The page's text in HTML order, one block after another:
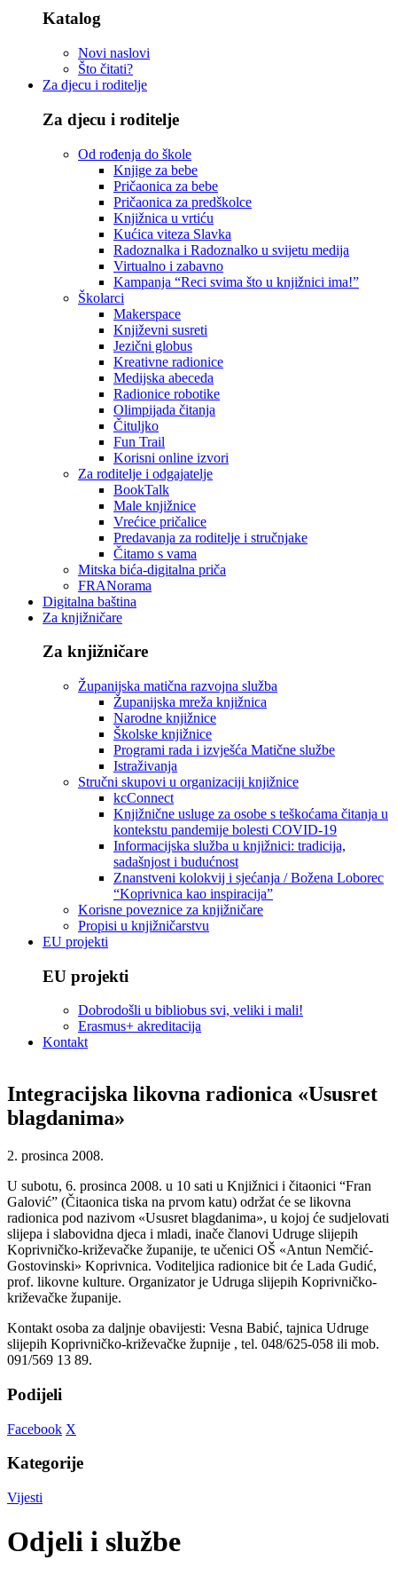
Katalog
Novi naslovi
Što čitati?
Za djecu i roditelje
Za djecu i roditelje
Od rođenja do škole
Knjige za bebe
Pričaonica za bebe
Pričaonica za predškolce
Knjižnica u vrtiću
Kućica viteza Slavka
Radoznalka i Radoznalko u svijetu medija
Virtualno i zabavno
Kampanja “Reci svima što u knjižnici ima!”
Školarci
Makerspace
Književni susreti
Jezični globus
Kreativne radionice
Medijska abeceda
Radionice robotike
Olimpijada čitanja
Čituljko
Fun Trail
Korisni online izvori
Za roditelje i odgajatelje
BookTalk
Male knjižnice
Vrećice pričalice
Predavanja za roditelje i stručnjake
Čitamo s vama
Mitska bića-digitalna priča
FRANorama
Digitalna baština
Za knjižničare
Za knjižničare
Županijska matična razvojna služba
Županijska mreža knjižnica
Narodne knjižnice
Školske knjižnice
Programi rada i izvješća Matične službe
Istraživanja
Stručni skupovi u organizaciji knjižnice
kcConnect
Knjižnične usluge za osobe s teškoćama čitanja u
kontekstu pandemije bolesti COVID-19
Informacijska služba u knjižnici: tradicija,
sadašnjost i budućnost
Znanstveni kolokvij i sjećanja / Božena Loborec
“Koprivnica kao inspiracija”
Korisne poveznice za knjižničare
Propisi u knjižničarstvu
EU projekti
EU projekti
Dobrodošli u bibliobus svi, veliki i mali!
Erasmus+ akreditacija
Kontakt
Integracijska likovna radionica «Ususret
blagdanima»
2. prosinca 2008.
U subotu, 6. prosinca 2008. u 10 sati u Knjižnici i čitaonici “Fran
Galović” (Čitaonica tiska na prvom katu) održat će se likovna
radionica pod nazivom «Ususret blagdanima», u kojoj će sudjelovati
slijepa i slabovidna djeca i mladi, inače članovi Udruge slijepih
Koprivničko-križevačke županije, te učenici OŠ «Antun Nemčić-
Gostovinski» Koprivnica. Voditeljica radionice bit će Lada Gudić,
prof. likovne kulture. Organizator je Udruga slijepih Koprivničko-
križevačke županije.
Kontakt osoba za daljnje obavijesti: Vesna Babić, tajnica Udruge
slijepih Koprivničko-križevačke župnije , tel. 048/625-058 ili mob.
091/569 13 89.
Podijeli
Facebook X
Kategorije
Vijesti
Odjeli i službe